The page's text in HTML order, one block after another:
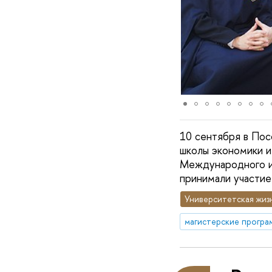
10 сентября в
школы экономики
Международного
принимали
Университетская
магистерские